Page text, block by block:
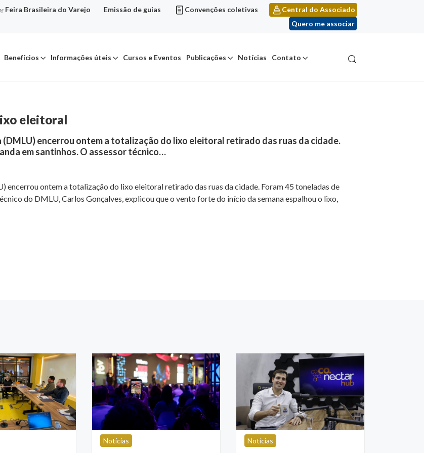
Feira Brasileira do Varejo Emissão de guias Convenções coletivas
Central do Associado
Quero me associar
Benefícios Informações úteis Cursos e Eventos Publicações Notícias Contato
eleitoral
encerrou ontem a totalização do lixo eleitoral retirado das ruas da cidade.
em santinhos. O assessor técnico…
ontem a totalização do lixo eleitoral retirado das ruas da cidade. Foram 45 toneladas de
do DMLU, Carlos Gonçalves, explicou que o vento forte do início da semana espalhou o lixo,
Notícias Notícias